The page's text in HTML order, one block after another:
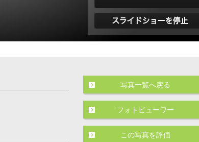
写真一覧へ戻る
フォトビューワー
この写真を評価